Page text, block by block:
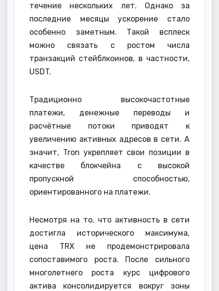
течение нескольких лет. Однако за
последние месяцы ускорение стало
особенно заметным. Такой всплеск
можно связать с ростом числа
транзакций стейблкоинов, в частности,
USDT.
Традиционно высокочастотные
платежи, денежные переводы и
расчётные потоки приводят к
увеличению активных адресов в сети. А
значит, Tron укрепляет свои позиции в
качестве блокчейна с высокой
пропускной способностью,
ориентированного на платежи.
Несмотря на то, что активность в сети
достигла исторического максимума,
цена TRX не продемонстрировала
сопоставимого роста. После сильного
многолетнего роста курс цифрового
актива консолидируется вокруг зоны